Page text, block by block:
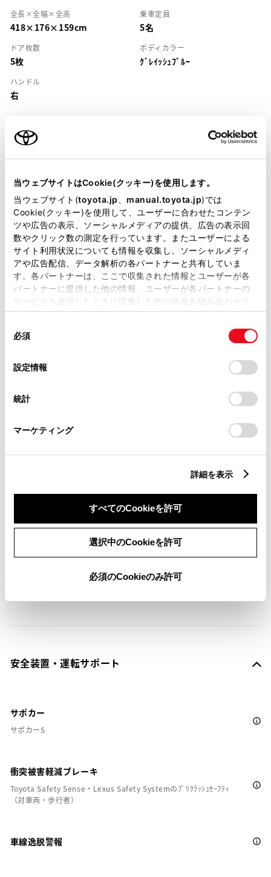
当ウェブサイトはCookie(クッキー)を使用します。
当ウェブサイト(toyota.jp manual.toyota.jp)では
Cookie(クッキー)を使用して、ユーザーに合わせたコンテン
ツや広告の表示、ソーシャルメディアの提供、広告の表示回
数やクリック数の測定を行っています。またユーザーによる
サイト利用状況についても情報を収集し、ソーシャルメディ
アや広告配信、データ解析の各パートナーと共有していま
す。各パートナーは、ここで収集された情報とユーザーが各
パートナーに提供した他の情報、ユーザーが各パートナーの
サービスを使用したときに収集した他の情報を組み合わせて
使用することがあります。当ウェブサイトの使用を続行する
デバイスにすべてのCookie(クッキー)が保存されることに同
意したことになります。Cookie(クッキー)のオプトアウト、
設定の変更、同意を撤回したりするにあたっては、当社の
「Cookie（クッキー）情報の取り扱いについて
」をご覧くだ
必須
設定情報
統計
マーケティング
詳細を表示
すべてのCookieを許可
選択中のCookieを許可
必須のCookieのみ許可
全長×全幅×全高
418×176×159cm
乗車定員
5名
ドア枚数
5枚
ボディカラー
ｸﾞﾚｲｯｼｭﾌﾞﾙｰ
ハンドル
右
装備・仕様
装備説明/用語解説
基本装備
パワステ
パワーウィンドウ
リモコンスターター
※ セットアップ費用は別途申し受けます
安全装置・運転サポート
サポカー
サポカーS
衝突被害軽減ブレーキ
Toyota Safety Sense・Lexus Safety Systemのﾌﾟﾘｸﾗｯｼｭｾｰﾌﾃｨ
（対車両・歩行者）
車線逸脱警報